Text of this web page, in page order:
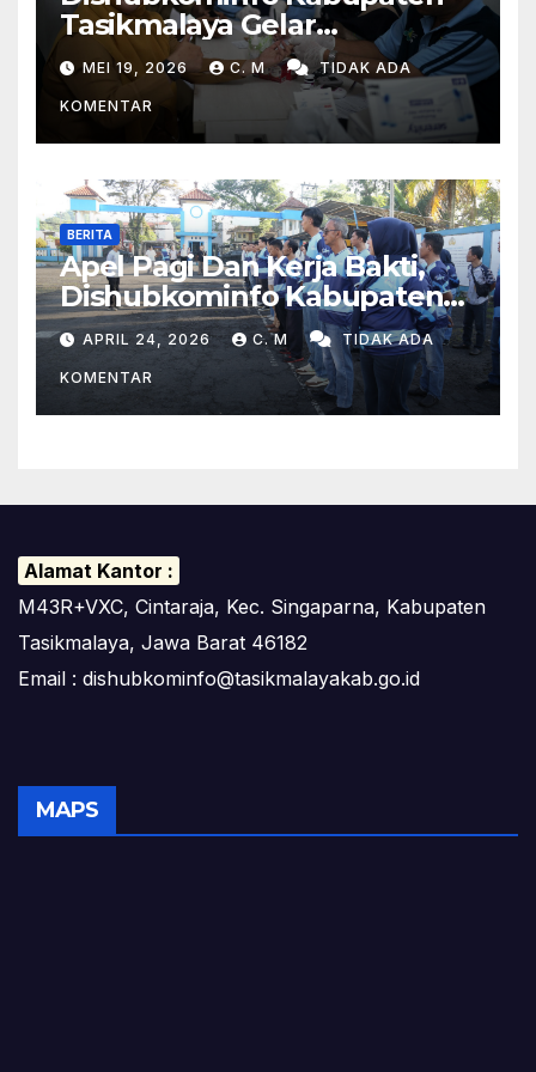
Tasikmalaya Gelar
Pemeriksaan Kesehatan Bagi
Para Pegawai
MEI 19, 2026 C. M TIDAK ADA
KOMENTAR
BERITA
Apel Pagi Dan Kerja Bakti,
Dishubkominfo Kabupaten
Tasikmalaya Ciptakan
Lingkungan Kerja Yang Sehat
APRIL 24, 2026 C. M TIDAK ADA
KOMENTAR
Alamat Kantor :
M43R+VXC, Cintaraja, Kec. Singaparna, Kabupaten
Tasikmalaya, Jawa Barat 46182
Email : dishubkominfo@tasikmalayakab.go.id
MAPS